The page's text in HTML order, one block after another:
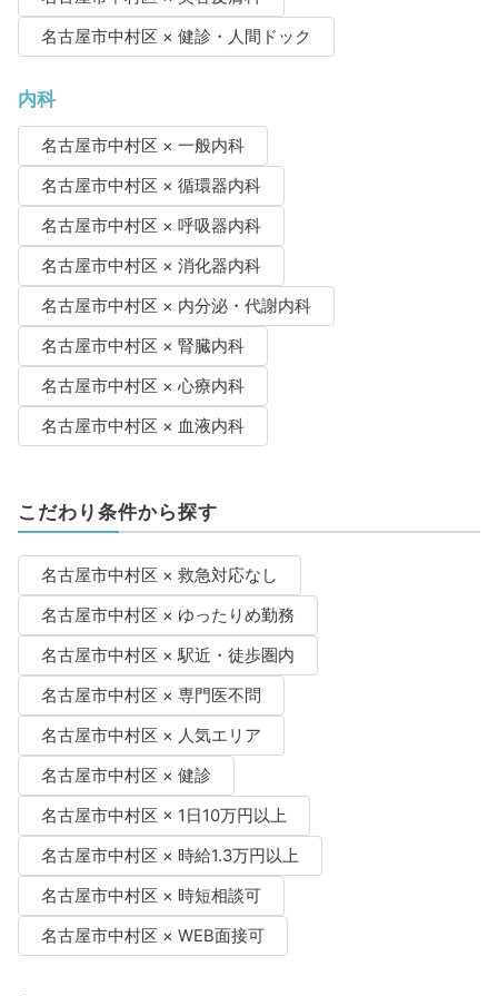
名古屋市中村区 × 健診・人間ドック
内科
名古屋市中村区 × 一般内科
名古屋市中村区 × 循環器内科
名古屋市中村区 × 呼吸器内科
名古屋市中村区 × 消化器内科
名古屋市中村区 × 内分泌・代謝内科
名古屋市中村区 × 腎臓内科
名古屋市中村区 × 心療内科
名古屋市中村区 × 血液内科
こだわり条件から探す
名古屋市中村区 × 救急対応なし
名古屋市中村区 × ゆったりめ勤務
名古屋市中村区 × 駅近・徒歩圏内
名古屋市中村区 × 専門医不問
名古屋市中村区 × 人気エリア
名古屋市中村区 × 健診
名古屋市中村区 × 1日10万円以上
名古屋市中村区 × 時給1.3万円以上
名古屋市中村区 × 時短相談可
名古屋市中村区 × WEB面接可